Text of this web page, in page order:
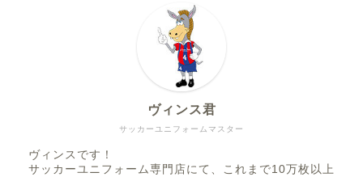
サッカーユニフォームマスター
ヴィンス君
ヴィンスです！
サッカーユニフォーム専門店にて、これまで10万枚以上